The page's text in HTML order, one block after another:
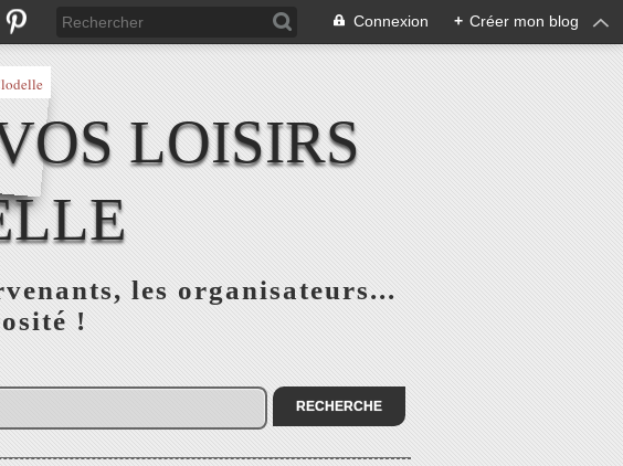
Connexion + Créer mon blog
LOISIRS
les organisateurs...
!